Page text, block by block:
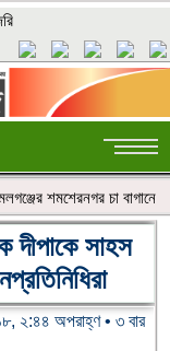
শমশেরনগর চা
দীপাকে সাহস
২:৪৪ অপরাহ্ণ • ৩ বার